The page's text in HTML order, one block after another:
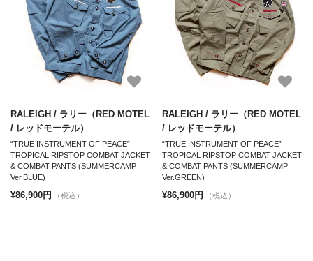
RALEIGH / ラリー（RED MOTEL
/ レッドモーテル）
“TRUE INSTRUMENT OF PEACE”
TROPICAL RIPSTOP COMBAT JACKET
& COMBAT PANTS (SUMMERCAMP
Ver.BLUE)
¥86,900円 （税込）
RALEIGH / ラリー（RED MOTEL
/ レッドモーテル）
“TRUE INSTRUMENT OF PEACE”
TROPICAL RIPSTOP COMBAT JACKET
& COMBAT PANTS (SUMMERCAMP
Ver.GREEN)
¥86,900円 （税込）